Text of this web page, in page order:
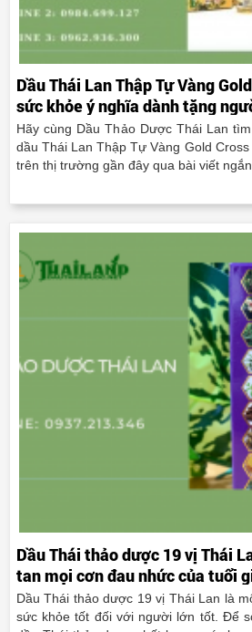
Dầu Thái Lan Thập Tự Vàng
sức khỏe ý nghĩa dành tặng
Hãy cùng Dầu Thảo Dược Thái Lan
dầu Thái Lan Thập Tự Vàng Gold
trên thị trường gần đây qua bài viết
Dầu Thái thảo dược 19 vị Thái
tan mọi cơn đau nhức của tuổi
Dầu Thái thảo dược 19 vị Thái Lan là
sức khỏe tốt đối với người lớn tốt. Để